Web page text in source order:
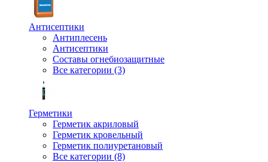
Антисептики
Антиплесень
Антисептики
Составы огнебиозащитные
Все категории (3)
Герметики
Герметик акриловый
Герметик кровельный
Герметик полиуретановый
Все категории (8)